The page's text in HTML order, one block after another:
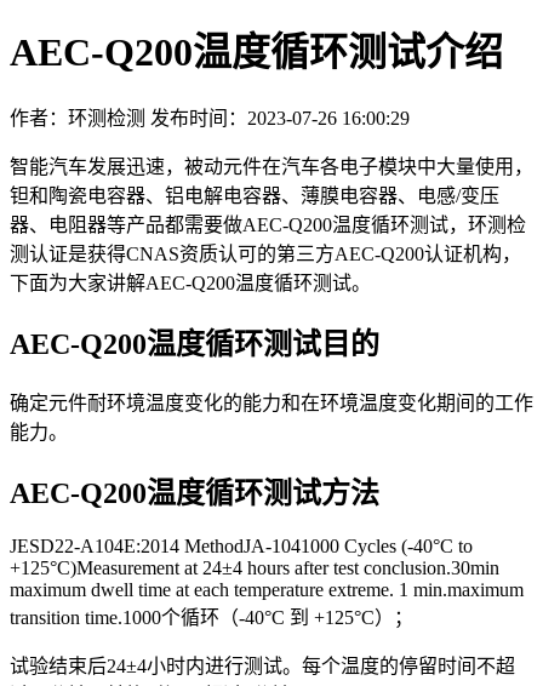
AEC-Q200温度循环测试介绍
作者：环测检测 发布时间：2023-07-26 16:00:29
智能汽车发展迅速，被动元件在汽车各电子模块中大量使用，
钽和陶瓷电容器、铝电解电容器、薄膜电容器、电感/变压
器、电阻器等产品都需要做AEC-Q200温度循环测试，环测检
测认证是获得CNAS资质认可的第三方AEC-Q200认证机构，
下面为大家讲解AEC-Q200温度循环测试。
AEC-Q200温度循环测试目的
确定元件耐环境温度变化的能力和在环境温度变化期间的工作
能力。
AEC-Q200温度循环测试方法
JESD22-A104E:2014 MethodJA-1041000 Cycles (-40°C to
+125°C)Measurement at 24±4 hours after test conclusion.30min
maximum dwell time at each temperature extreme. 1 min.maximum
transition time.1000个循环（-40°C 到 +125°C）；
试验结束后24±4小时内进行测试。每个温度的停留时间不超